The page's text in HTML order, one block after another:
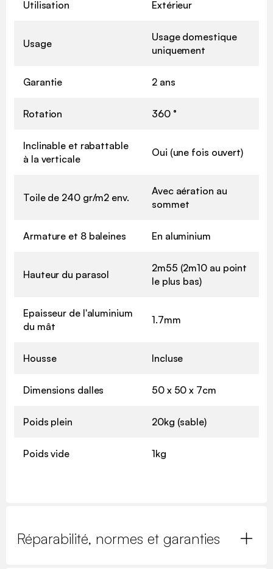
Utilisation Extérieur
Usage
Usage domestique
uniquement
Garantie 2 ans
Rotation 360 °
Inclinable et rabattable
à la verticale
Oui (une fois ouvert)
Toile de 240 gr/m2 env.
Avec aération au
sommet
Armature et 8 baleines En aluminium
Hauteur du parasol
2m55 (2m10 au point
le plus bas)
Epaisseur de l'aluminium
du mât
1.7mm
Housse Incluse
Dimensions dalles 50 x 50 x 7cm
Poids plein 20kg (sable)
Poids vide 1kg
Réparabilité, normes et garanties